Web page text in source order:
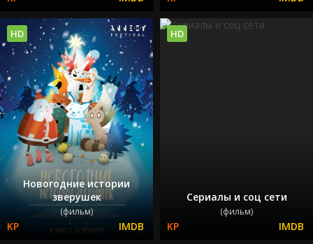
Новогодние истории
зверушек
(фильм)
HD
Сериалы и соц сети
(фильм)
HD